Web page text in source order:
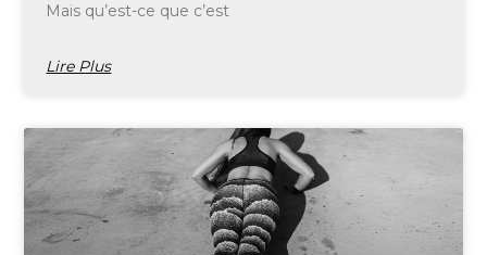
Mais qu’est-ce que c’est
Lire Plus